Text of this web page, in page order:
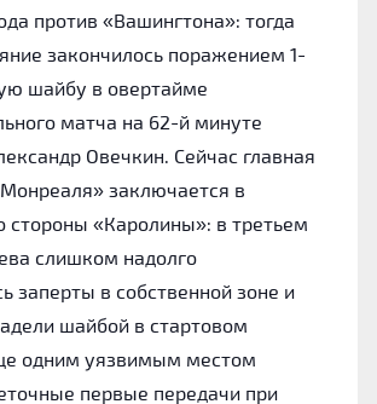
против «Вашингтона»: тогда
закончилось поражением 1-
шайбу в овертайме
матча на 62-й минуте
Овечкин. Сейчас главная
заключается в
стороны «Каролины»: в третьем
слишком надолго
заперты в собственной зоне и
шайбой в стартовом
одним уязвимым местом
первые передачи при